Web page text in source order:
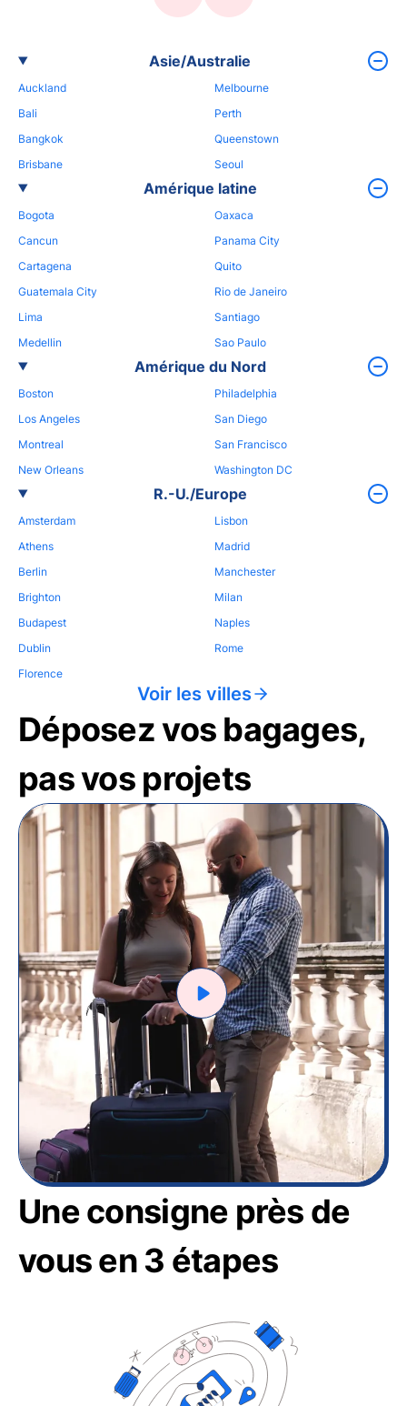
Asie/Australie
Auckland
Bali
Bangkok
Brisbane
Melbourne
Perth
Queenstown
Seoul
Amérique latine
Bogota
Cancun
Cartagena
Guatemala City
Lima
Medellin
Oaxaca
Panama City
Quito
Rio de Janeiro
Santiago
Sao Paulo
Amérique du Nord
Boston
Los Angeles
Montreal
New Orleans
Philadelphia
San Diego
San Francisco
Washington DC
R.-U./Europe
Amsterdam
Athens
Berlin
Brighton
Budapest
Dublin
Florence
Lisbon
Madrid
Manchester
Milan
Naples
Rome
Voir les villes
Déposez vos bagages,
pas vos projets
Une consigne près de
vous en 3 étapes